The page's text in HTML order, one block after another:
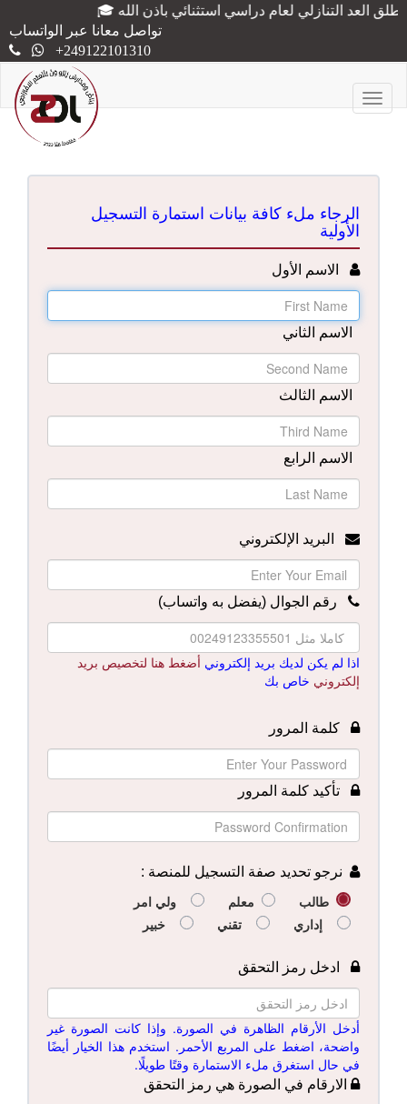
+249122101310
Toggle
navigation
الرجاء ملء كافة بيانات استمارة التسجيل
الأولية
الاسم الأول
الاسم الثاني
الاسم الثالث
الاسم الرابع
البريد الإلكتروني
رقم الجوال (يفضل به واتساب)
اذا لم يكن لديك بريد إلكتروني أضغط هنا لتخصيص بريد
إلكتروني خاص بك
كلمة المرور
تأكيد كلمة المرور
نرجو تحديد صفة التسجيل للمنصة :
طالب معلم
ولي امر
إداري
تقني خبير
ادخل رمز التحقق
أدخل الأرقام الظاهرة في الصورة. وإذا كانت الصورة غير
واضحة، اضغط على المربع الأحمر. استخدم هذا الخيار أيضًا
في حال استغرق ملء الاستمارة وقتًا طويلًا.
الارقام في الصورة هي رمز التحقق